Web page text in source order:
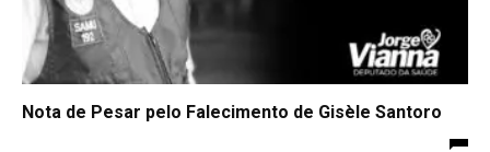
Nota de Pesar pelo Falecimento de Gisèle Santoro